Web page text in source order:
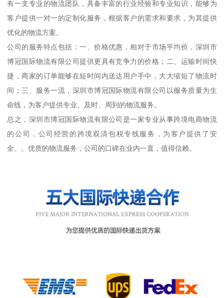
有一支专业的物流团队，具备丰富的行业经验和专业知识，能够为
客户提供一对一的定制化服务，根据客户的需求和要求，为其提供
优化的物流方案。
公司的服务特点包括：一、价格优惠，相对于市场平均价，深圳市
博冠国际物流有限公司提供更具有竞争力的价格；二、运输时间快
捷，商家的订单能够在短时间内送达用户手中，大大缩短了物流时
间；三、服务一流，深圳市博冠国际物流有限公司以服务质量为生
命线，为客户提供专业、及时、周到的物流服务。
总之，深圳市博冠国际物流有限公司是一家专业从事跨境电商物流
的公司，公司经营的跨境双清包税专线服务，为客户提供了安
全、、优质的物流服务，公司的口碑在业内一直，值得信赖。